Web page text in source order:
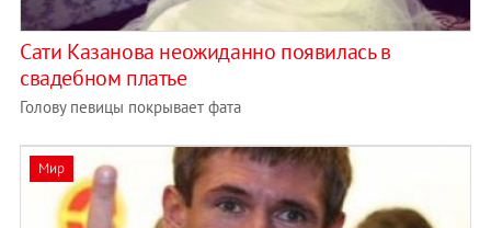
Сати Казанова неожиданно появилась в
свадебном платье
Голову певицы покрывает фата
Мир